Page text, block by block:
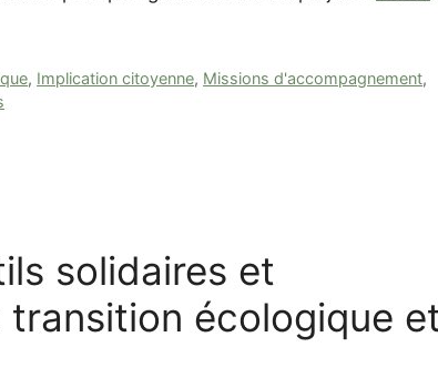
, Implication citoyenne, Missions d'accompagnement,
solidaires et
écologique et